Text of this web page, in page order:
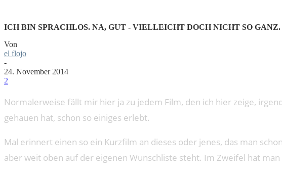
ICH BIN SPRACHLOS. NA, GUT - VIELLEICHT DOCH NICHT SO GANZ.
Von
el flojo
-
24. November 2014
2
Normalerweise fällt mir hier ja zu jedem Film, den ich hier zeige,
gehauen hat, schon so einiges erlebt.
Mal erinnert einen so ein Kurzfilm an dieses oder jenes, das man
aber weit oben auf der eigenen Wunschliste steht. Im Zweifel hat